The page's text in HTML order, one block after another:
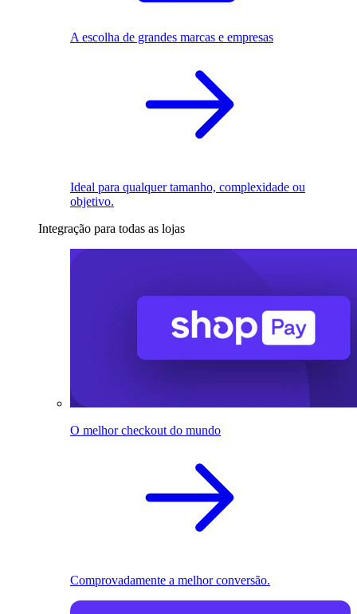
A escolha de grandes marcas e empresas
Ideal para qualquer tamanho, complexidade ou
objetivo.
Integração para todas as lojas
O melhor checkout do mundo
Comprovadamente a melhor conversão.